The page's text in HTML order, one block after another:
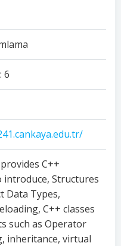
6
C++
introduce, Structures
Data Types,
C++ classes
such as Operator
inheritance, virtual